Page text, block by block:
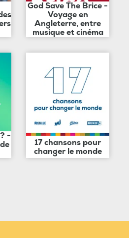
God Save The Brice -
Voyage en
Angleterre, entre
musique et cinéma
-
17 chansons pour
changer le monde